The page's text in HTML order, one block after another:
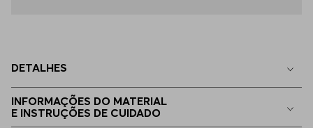
DETALHES
INFORMAÇÕES DO MATERIAL
E INSTRUÇÕES DE CUIDADO